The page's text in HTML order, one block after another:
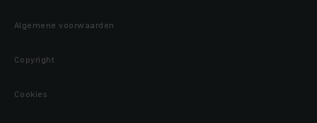
Algemene voorwaarden
Copyright
Cookies